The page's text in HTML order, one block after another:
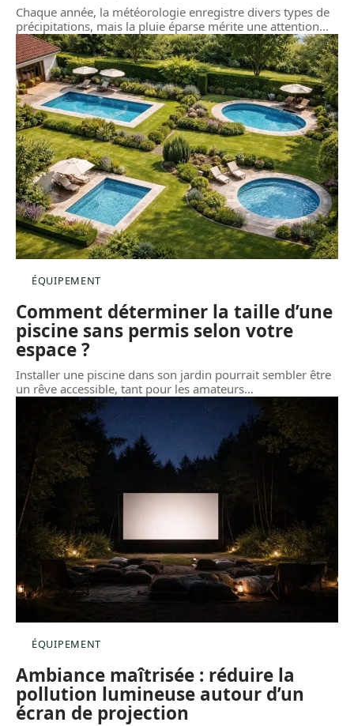
Chaque année, la météorologie enregistre divers types de
précipitations, mais la pluie éparse mérite une attention…
ÉQUIPEMENT
Comment déterminer la taille d’une
piscine sans permis selon votre
espace ?
Installer une piscine dans son jardin pourrait sembler être
un rêve accessible, tant pour les amateurs…
ÉQUIPEMENT
Ambiance maîtrisée : réduire la
pollution lumineuse autour d’un
écran de projection